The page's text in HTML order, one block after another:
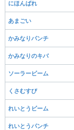
にほんばれ
あまごい
かみなりパンチ
かみなりのキバ
ソーラービーム
くさむすび
れいとうビーム
れいとうパンチ